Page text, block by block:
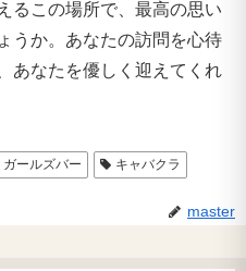
るこの場所で、最高の思い
うか。あなたの訪問を心待
あなたを優しく迎えてくれ
ガールズバー キャバクラ
master